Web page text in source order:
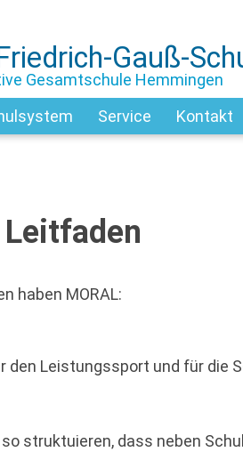
Gauß-
Gesamtschule Hemmingen
Service Kontakt
haben MORAL:
den Leistungssport und für die
struktuieren, dass neben